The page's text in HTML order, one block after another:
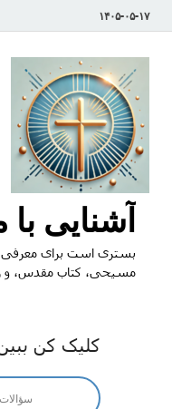
۱۴۰۵-۰۵-۱۷
آشنایی
بستری است برای معرفی
مسیحی، کتاب مقدس،
کلیک کن